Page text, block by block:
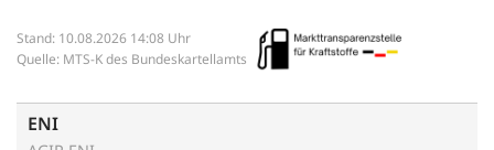
Stand: 10.08.2026 14:08 Uhr
Quelle: MTS-K des Bundeskartellamts
ENI